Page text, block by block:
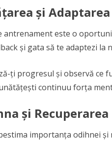
și Adaptarea
antrenament este o
și gata să te adaptezi la
ți progresul și observă ce
continuu forța
și Recuperarea
importanța odihnei